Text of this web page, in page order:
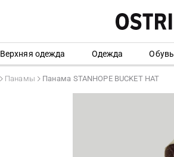
Верхняя одежда Одежда Обувь
Панамы Панама STANHOPE BUCKET HAT